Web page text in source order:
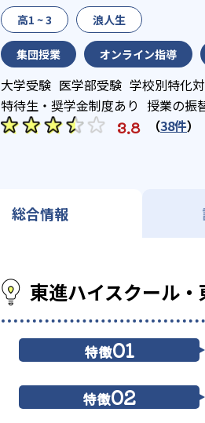
高1 ~ 3 浪人生
集団授業 オンライン指導
大学受験 医学部受験 学校別特化
特待生・奨学金制度あり 授業の振
3.8 （38件）
総合情報
東進ハイスクール
特徴01
特徴02